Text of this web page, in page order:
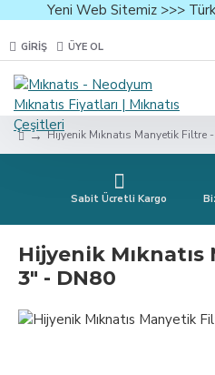
Yeni Web Sitemiz >>>
GIRIŞ ÜYE OL
Hijyenik Mıknatıs Manyetik Filtre
Sabit Ücretli Kargo
Hijyenik
3" - DN80